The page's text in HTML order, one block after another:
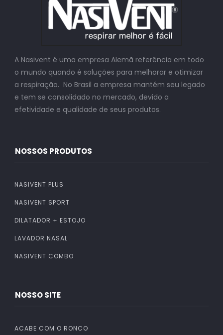
A Nasivent é uma empresa Alemã referência em todo
o mundo quando é soluções para melhorar e otimizar
a respiração. No Brasil a empresa mantém seu legado
e tem se consolidado no mercado, devido a
efetividade e qualidade de seus produtos.
NOSSOS PRODUTOS
NASIVENT PLUS
NASIVENT SPORT
DILATADOR + ESTOJO
LAVADOR NASAL
NASIVENT COMBO
NOSSO SITE
ACABE COM O RONCO